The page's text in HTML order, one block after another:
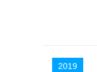
2019